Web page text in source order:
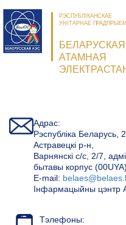
РЭСПУБЛІКАНСКАЕ
УНІТАРНАЕ
БЕЛАРУСКАЯ
АТАМНАЯ
Адрас:
Рэспубліка Беларусь,
Астравецкі р-н,
Варнянскі с/с, 2/7,
бытавы корпус (00UYA)
Е-mail:
Інфармацыйны цэнтр
Тэлефоны: